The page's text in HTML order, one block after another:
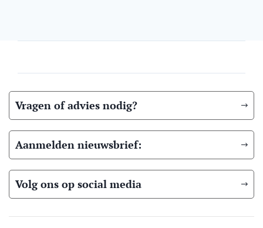
Vragen of advies nodig?
Aanmelden nieuwsbrief:
Volg ons op social media